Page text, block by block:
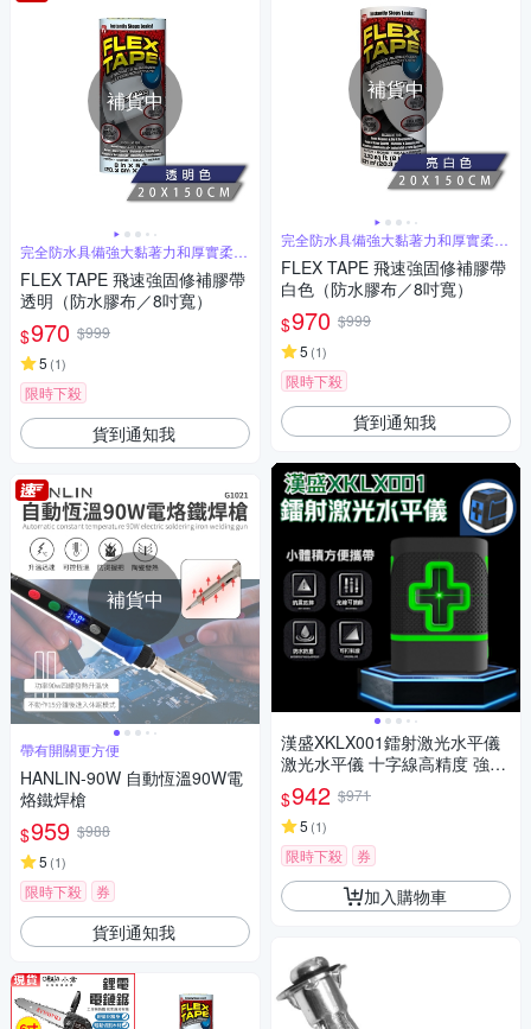
補貨中
完全防水具備強大黏著力和厚實柔韌
橡膠厚膠
FLEX TAPE 飛速強固修補膠帶
透明（防水膠布／8吋寬）
$970 $999
5 (1)
限時下殺
貨到通知我
補貨中
帶有開關更方便
HANLIN-90W 自動恆溫90W電
烙鐵焊槍
$959 $988
5 (1)
限時下殺 券
貨到通知我
補貨中
完全防水具備強大黏著力和厚實柔韌
橡膠厚膠
FLEX TAPE 飛速強固修補膠帶
白色（防水膠布／8吋寬）
$970 $999
5 (1)
限時下殺
貨到通知我
漢盛XKLX001鐳射激光水平儀
激光水平儀 十字線高精度 強光
紅外線 斜線 防水 攜帶型小型水
平儀
$942 $971
5 (1)
限時下殺 券
加入購物車